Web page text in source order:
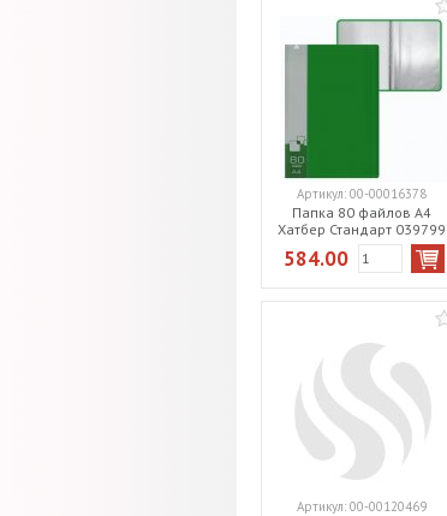
Папка 80 файлов А4
Хатбер Стандарт 039799
зеленая
Артикул: 00-00016378
584.00
Артикул: 00-00120469